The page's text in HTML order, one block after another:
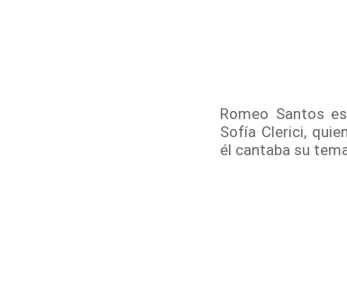
Romeo Santos
Sofía Clerici,
él cantaba su